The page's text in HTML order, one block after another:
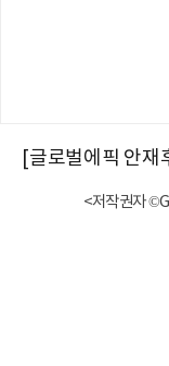
[글로벌에픽 안
<저작권자